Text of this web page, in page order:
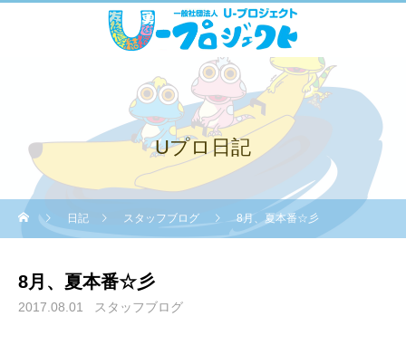
Uプロ日記
日記 スタッフブログ 8月、夏本番☆彡
8月、夏本番☆彡
2017.08.01 スタッフブログ